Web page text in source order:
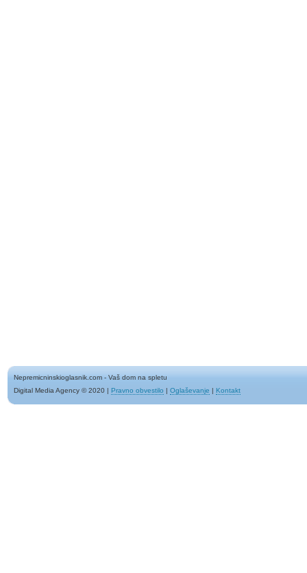
Nepremicninskioglasnik.com - Vaš dom na spletu
Digital Media Agency © 2020 | Pravno obvestilo | Oglaševanje | Kontakt